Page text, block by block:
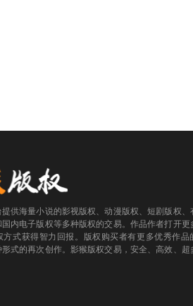
供海量小说的影视版权、动漫版权、短剧版权、
国内电子版权等多种版权的交易。作品作者打开更
方式获得智力回报。版权购买者有更多优秀作品
式的再次创作。影猴版权交易，安全、高效、超